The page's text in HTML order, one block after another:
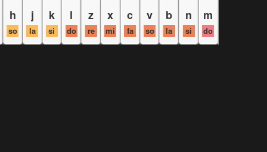
h
so
j
la
k
si
l
do
z
re
x
mi
c
fa
v
so
b
la
n
si
m
do